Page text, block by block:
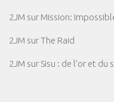
2JM sur Mission:
2JM surThe Raid
2JM sur Sisu : de l’or et du